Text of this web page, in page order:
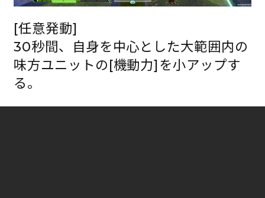
[任意発動]
30秒間、自身を中心とした大範囲内の
味方ユニットの[機動力]を小アップす
る。